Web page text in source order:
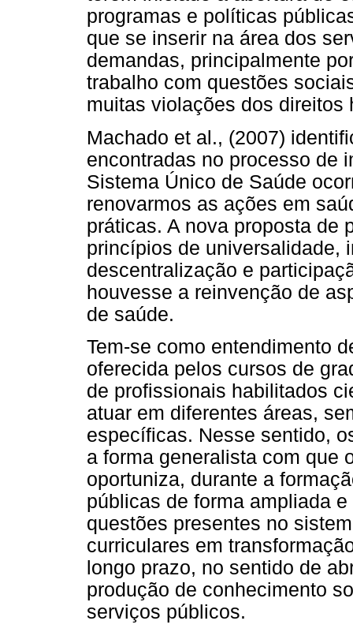
programas e políticas
que se inserir na área dos
demandas, principalmente
trabalho com questões
muitas violações dos
Machado et al., (2007)
encontradas no processo de
Sistema Único de Saúde
renovarmos as ações em
práticas. A nova proposta de
princípios de universalidade,
descentralização e
houvesse a reinvenção de
de saúde.
Tem-se como entendimento
oferecida pelos cursos de
de profissionais habilitados
atuar em diferentes áreas,
específicas. Nesse sentido,
a forma generalista com que
oportuniza, durante a
públicas de forma ampliada
questões presentes no
curriculares em
longo prazo, no sentido de
produção de conhecimento
serviços públicos.